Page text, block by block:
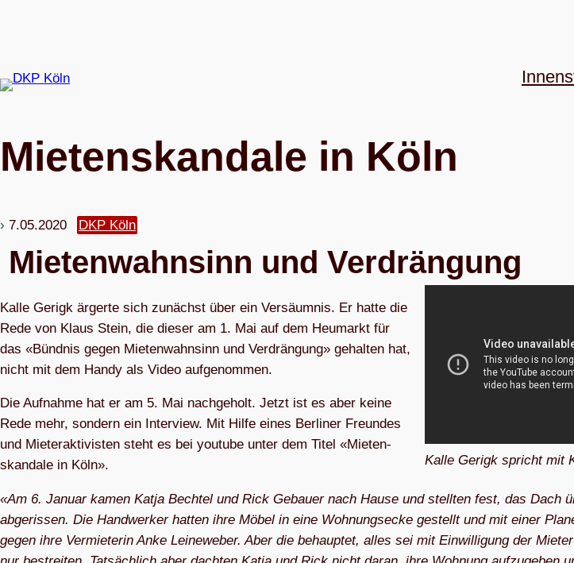
Mie­ten­skan­dale in Köln
7.05.2020 DKP Köln
Mie­ten­wahn­sinn und Verdrängung
Kalle Gerigk spricht mit
Kalle Gerigk ärgerte sich zunächst über ein Ver­säum­nis. Er hatte die
Rede von Klaus Stein, die die­ser am 1. Mai auf dem Heu­markt für
das «Bünd­nis gegen Mie­ten­wahn­sinn und Ver­drän­gung» gehal­ten hat,
nicht mit dem Handy als Video aufgenommen.
Die Auf­nahme hat er am 5. Mai nach­ge­holt. Jetzt ist es aber keine
Rede mehr, son­dern ein Inter­view. Mit Hilfe eines Ber­li­ner Freun­des
und Mie­ter­ak­ti­vis­ten steht es bei you­tube unter dem Titel «Mie­ten­
skan­dale in Köln».
«Am 6. Januar kamen Katja Bech­tel und Rick Gebauer nach Hause und stell­ten fest, das Dach
abge­ris­sen. Die Hand­wer­ker hat­ten ihre Möbel in eine Woh­nungs­ecke gestellt und mit einer
gegen ihre Ver­mie­te­rin Anke Lei­ne­we­ber. Aber die behaup­tet, alles sei mit Ein­wil­li­gung der